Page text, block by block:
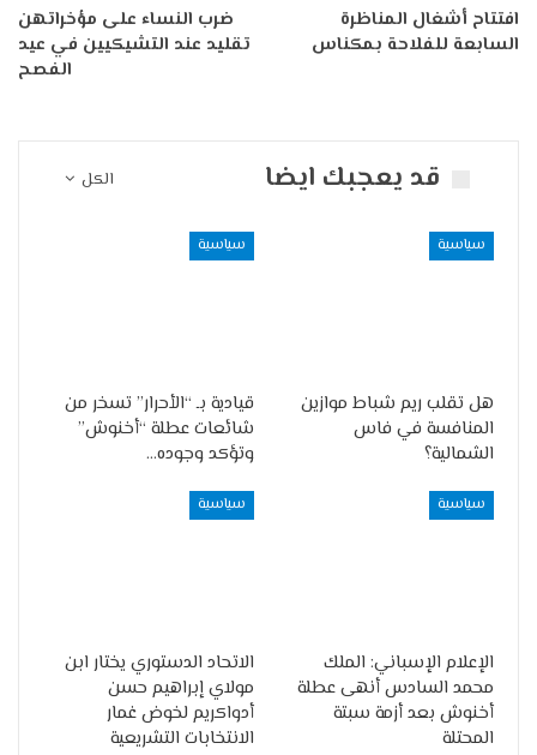
افتتاح أشغال المناظرة
السابعة للفلاحة بمكناس
ضرب النساء على مؤخراتهن
تقليد عند التشيكيين في عيد
الفصح
الكل قد يعجبك ايضا
سياسية
هل تقلب ريم شباط موازين
المنافسة في فاس
الشمالية؟
سياسية
قيادية بـ “الأحرار” تسخر من
شائعات عطلة “أخنوش”
وتؤكد وجوده…
سياسية
الإعلام الإسباني: الملك
محمد السادس أنهى عطلة
أخنوش بعد أزمة سبتة
المحتلة
سياسية
الاتحاد الدستوري يختار ابن
مولاي إبراهيم حسن
أدواكريم لخوض غمار
الانتخابات التشريعية